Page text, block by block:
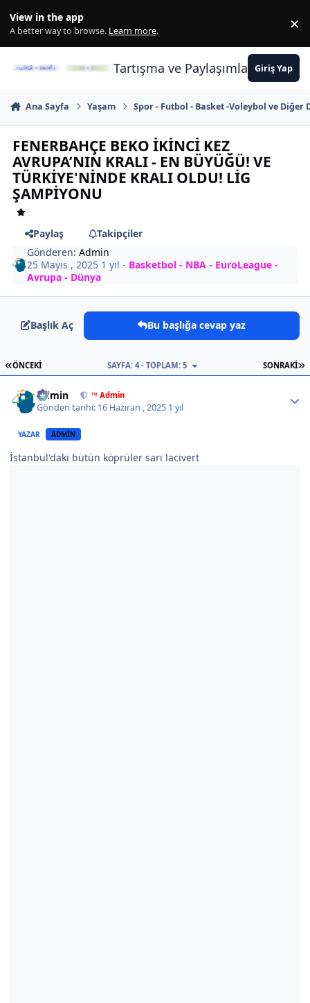
View in the app
A better way to browse. Learn more. ×
Tartışma ve PaylaşımlarınGiriş Yap
Ana Sayfa Yaşam Spor - Futbol - Basket -Voleybol ve Diğer
FENERBAHÇE BEKO İKİNCİ KEZ
AVRUPA’NIN KRALI - EN BÜYÜĞÜ! VE
TÜRKİYE'NİNDE KRALI OLDU! LİG
ŞAMPİYONU
Paylaş
Takipçiler
Gönderen:Admin
25 Mayıs , 2025 1 yıl - Basketbol - NBA - EuroLeague -
Avrupa - Dünya
Başlık Aç Bu başlığa cevap yaz
İLK SAYFA
ÖNCEKI SONRAKI
SAYFA: 4 - TOPLAM: 5
Admin ™ Admin
Gönderi tarihi: 16 Haziran , 2025 1 yıl
YAZAR ADMIN
İstanbul'daki bütün köprüler sarı lacivert